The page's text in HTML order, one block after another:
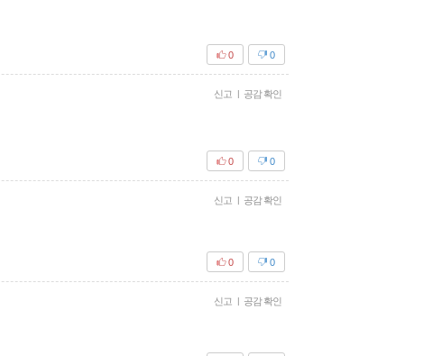
0
0
신고 | 공감 확인
0
0
신고 | 공감 확인
0
0
신고 | 공감 확인